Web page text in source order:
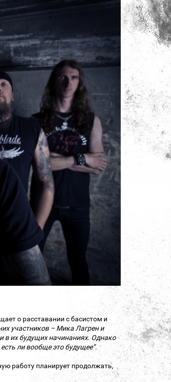
о расставании с басистом и
участников – Мика Лагрен и
в их будущих начинаниях. Однако
ли вообще это будущее”.
работу планирует продолжать,